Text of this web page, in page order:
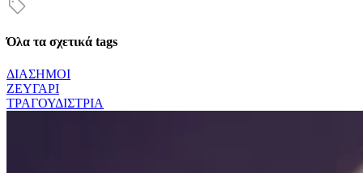
Όλα τα σχετικά tags
ΔΙΑΣΗΜΟΙ
ΖΕΥΓΑΡΙ
ΤΡΑΓΟΥΔΙΣΤΡΙΑ